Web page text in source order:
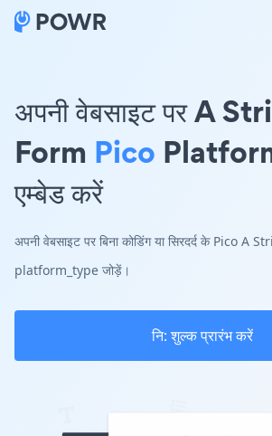
अपनी वेबसाइट पर A
Form Pico
एम्बेड करें
अपनी वेबसाइट पर बिना कोडिंग या सिरदर्द के Pico A
platform_type जोड़ें।
नि: शुल्क प्रारंभ करें